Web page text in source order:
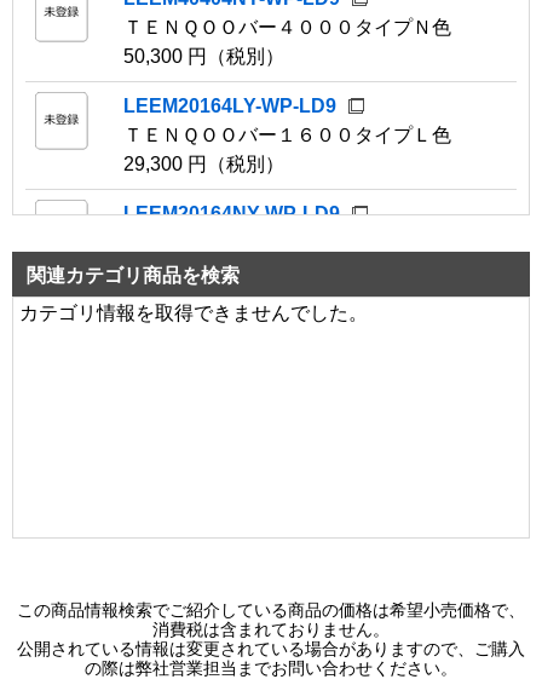
ＴＥＮＱＯＯバー４０００タイプＮ色
50,300 円（税別）
LEEM20164LY-WP-LD9
ＴＥＮＱＯＯバー１６００タイプＬ色
29,300 円（税別）
LEEM20164NY-WP-LD9
29,300 円（税別）
LEDX-4153G
LEDX-4223G
LEDX-4223SC
システムユニット白色つや消しバッフル
関連カテゴリ商品を検索
カテゴリ情報を取得できませんでした。
この商品情報検索でご紹介している商品の価格は希望小売価格で、
消費税は含まれておりません。
公開されている情報は変更されている場合がありますので、ご購入
の際は弊社営業担当までお問い合わせください。